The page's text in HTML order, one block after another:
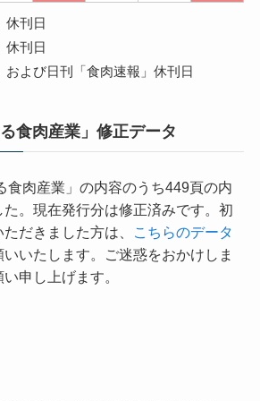
休刊日
休刊日
および日刊「食肉速報」休刊日
食肉産業」修正データ
肉産業」の内容のうち449頁の内
。現在発行分は修正済みです。初
だきました方は、
こちらのデータ
いたします。ご迷惑をおかけしま
申し上げます。